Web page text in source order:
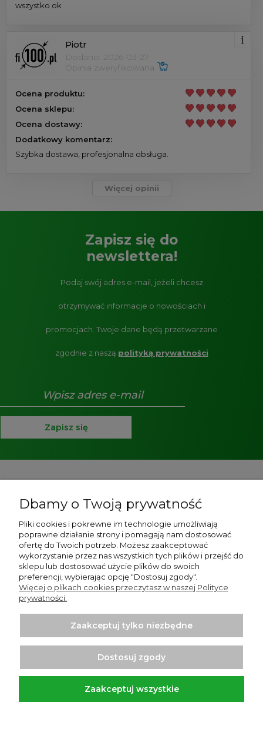
wszystko ok
Piotr
Dodano: 2026-03-27
Opinia zweryfikowana
Ocena produktu:
Ocena sklepu:
Ocena dostawy:
Dodatkowy komentarz:
Szybka dostawa, profesjonalna obsługa.
Więcej opinii
Zapisz się do
newslettera!
Podaj swój adres e-mail, jeżeli chcesz
otrzymywać informacje o nowościach i
promocjach. Twoje dane będą przetwarzane
zgodnie z naszą polityką prywatności
Zapisz się
Strony informacyjne
Moje konto
Płatności i dostawa
Projekt i wykonanie:Ecommercy.pl
Dbamy o Twoją prywatność
Pliki cookies i pokrewne im technologie umożliwiają
poprawne działanie strony i pomagają nam dostosować
ofertę do Twoich potrzeb. Możesz zaakceptować
wykorzystanie przez nas wszystkich tych plików i przejść do
sklepu lub dostosować użycie plików do swoich
preferencji, wybierając opcję "Dostosuj zgody".
Więcej o plikach cookies przeczytasz w naszej Polityce
prywatności.
Zaakceptuj tylko niezbędne
Dostosuj zgody
Zaakceptuj wszystkie